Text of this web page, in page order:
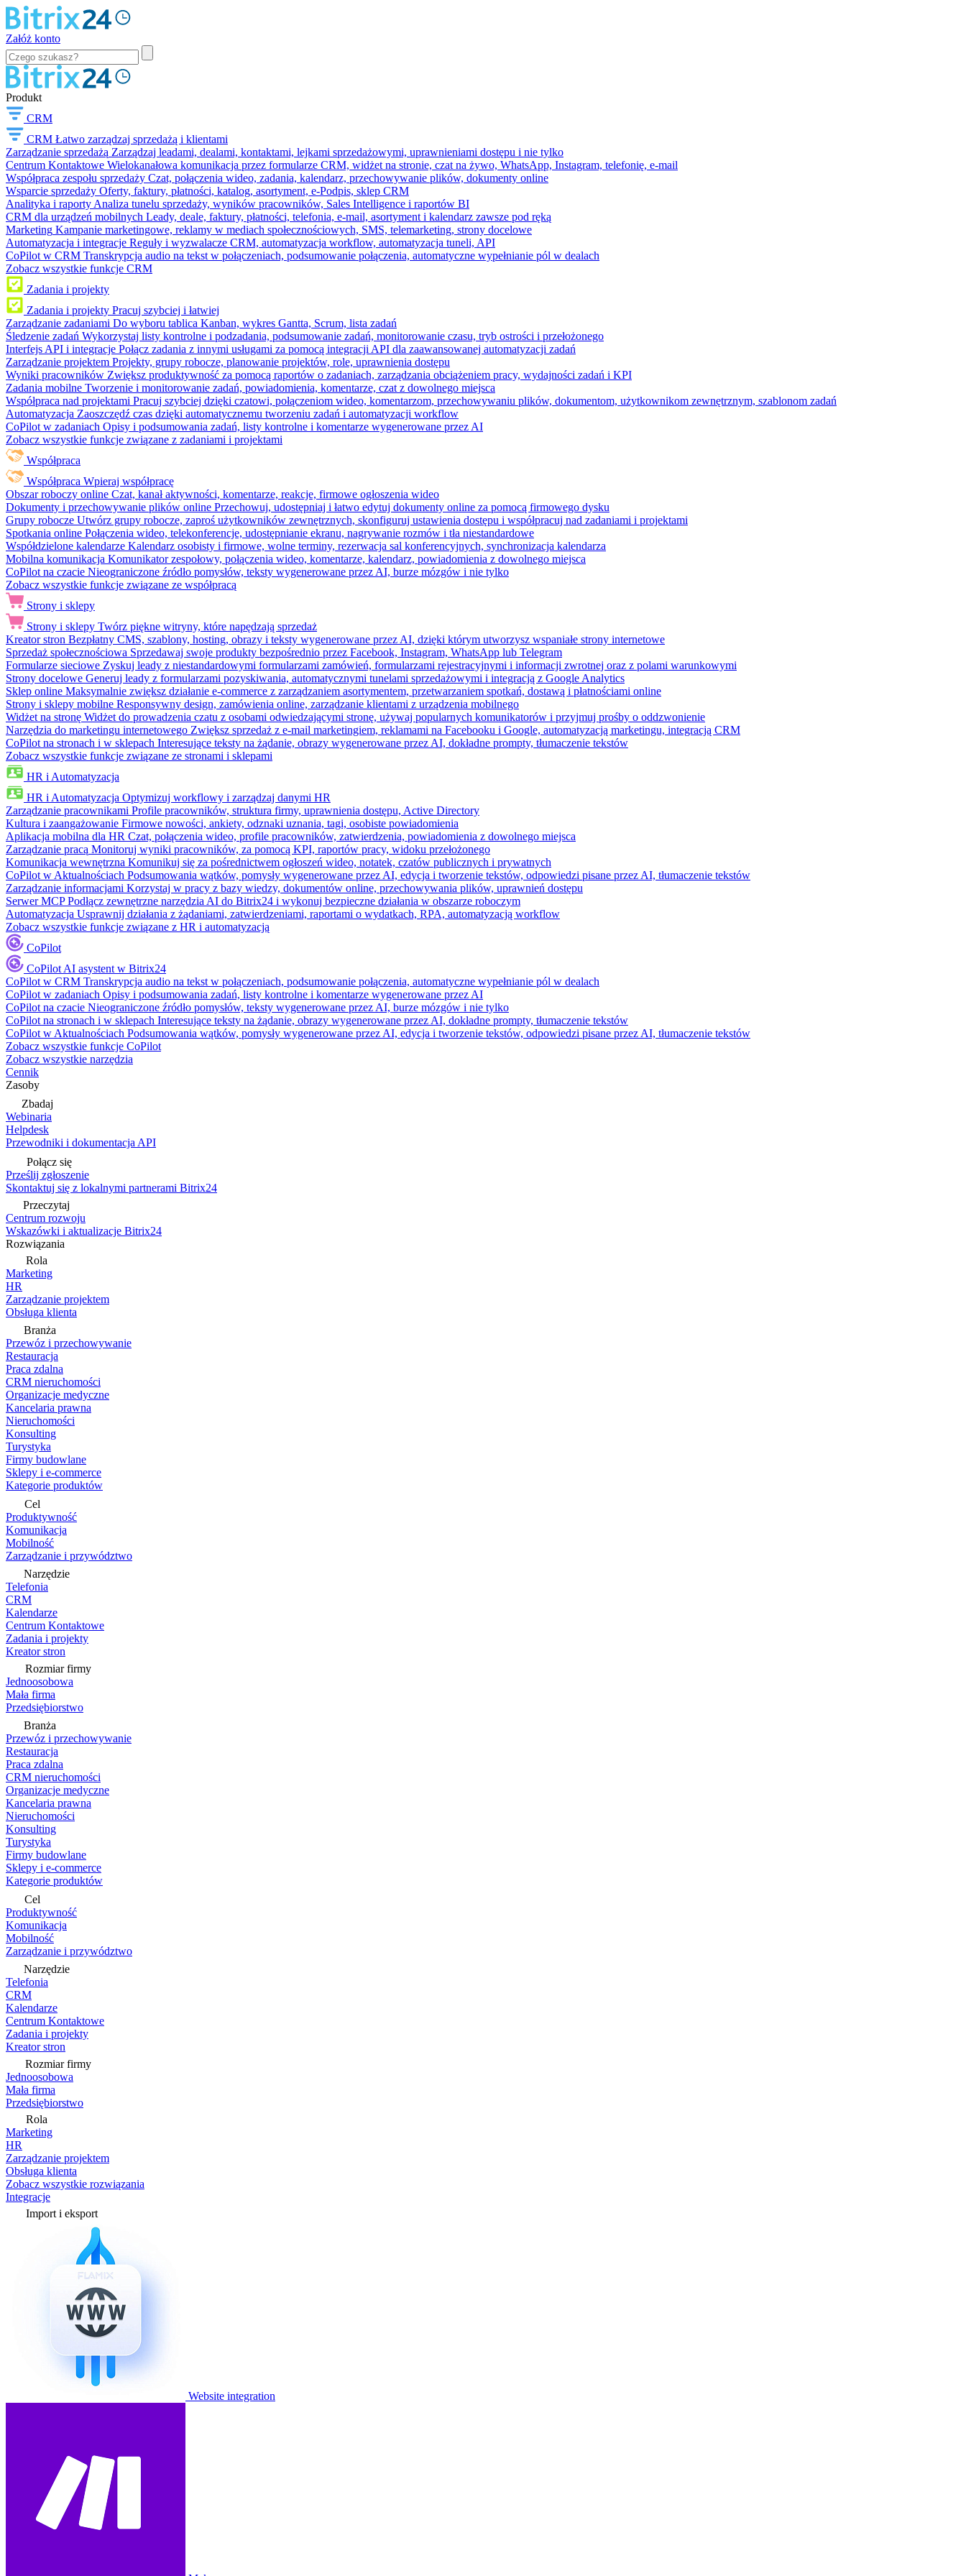
Załóż konto
Produkt
CRM
CRM Łatwo zarządzaj sprzedażą i klientami
Zarządzanie sprzedażą Zarządzaj leadami, dealami, kontaktami, lejkami sprzedażowymi, uprawnieniami dostępu i nie tylko
Centrum Kontaktowe Wielokanałowa komunikacja przez formularze CRM, widżet na stronie, czat na żywo, WhatsApp, Instagram, telefonię, e-mail
Współpraca zespołu sprzedaży Czat, połączenia wideo, zadania, kalendarz, przechowywanie plików, dokumenty online
Wsparcie sprzedaży Oferty, faktury, płatności, katalog, asortyment, e-Podpis, sklep CRM
Analityka i raporty Analiza tunelu sprzedaży, wyników pracowników, Sales Intelligence i raportów BI
CRM dla urządzeń mobilnych Leady, deale, faktury, płatności, telefonia, e-mail, asortyment i kalendarz zawsze pod ręką
Marketing Kampanie marketingowe, reklamy w mediach społecznościowych, SMS, telemarketing, strony docelowe
Automatyzacja i integracje Reguły i wyzwalacze CRM, automatyzacja workflow, automatyzacja tuneli, API
CoPilot w CRM Transkrypcja audio na tekst w połączeniach, podsumowanie połączenia, automatyczne wypełnianie pól w dealach
Zobacz wszystkie funkcje CRM
Zadania i projekty
Zadania i projekty Pracuj szybciej i łatwiej
Zarządzanie zadaniami Do wyboru tablica Kanban, wykres Gantta, Scrum, lista zadań
Śledzenie zadań Wykorzystaj listy kontrolne i podzadania, podsumowanie zadań, monitorowanie czasu, tryb ostrości i przełożonego
Interfejs API i integracje Połącz zadania z innymi usługami za pomocą integracji API dla zaawansowanej automatyzacji zadań
Zarządzanie projektem Projekty, grupy robocze, planowanie projektów, role, uprawnienia dostępu
Wyniki pracowników Zwiększ produktywność za pomocą raportów o zadaniach, zarządzania obciążeniem pracy, wydajności zadań i KPI
Zadania mobilne Tworzenie i monitorowanie zadań, powiadomienia, komentarze, czat z dowolnego miejsca
Współpraca nad projektami Pracuj szybciej dzięki czatowi, połączeniom wideo, komentarzom, przechowywaniu plików, dokumentom, użytkownikom zewnętrznym, szablonom zadań
Automatyzacja Zaoszczędź czas dzięki automatycznemu tworzeniu zadań i automatyzacji workflow
CoPilot w zadaniach Opisy i podsumowania zadań, listy kontrolne i komentarze wygenerowane przez AI
Zobacz wszystkie funkcje związane z zadaniami i projektami
Współpraca
Współpraca Wpieraj współpracę
Obszar roboczy online Czat, kanał aktywności, komentarze, reakcje, firmowe ogłoszenia wideo
Dokumenty i przechowywanie plików online Przechowuj, udostępniaj i łatwo edytuj dokumenty online za pomocą firmowego dysku
Grupy robocze Utwórz grupy robocze, zaproś użytkowników zewnętrznych, skonfiguruj ustawienia dostępu i współpracuj nad zadaniami i projektami
Spotkania online Połączenia wideo, telekonferencje, udostępnianie ekranu, nagrywanie rozmów i tła niestandardowe
Współdzielone kalendarze Kalendarz osobisty i firmowe, wolne terminy, rezerwacja sal konferencyjnych, synchronizacja kalendarza
Mobilna komunikacja Komunikator zespołowy, połączenia wideo, komentarze, kalendarz, powiadomienia z dowolnego miejsca
CoPilot na czacie Nieograniczone źródło pomysłów, teksty wygenerowane przez AI, burze mózgów i nie tylko
Zobacz wszystkie funkcje związane ze współpracą
Strony i sklepy
Strony i sklepy Twórz piękne witryny, które napędzają sprzedaż
Kreator stron Bezpłatny CMS, szablony, hosting, obrazy i teksty wygenerowane przez AI, dzięki którym utworzysz wspaniałe strony internetowe
Sprzedaż społecznościowa Sprzedawaj swoje produkty bezpośrednio przez Facebook, Instagram, WhatsApp lub Telegram
Formularze sieciowe Zyskuj leady z niestandardowymi formularzami zamówień, formularzami rejestracyjnymi i informacji zwrotnej oraz z polami warunkowymi
Strony docelowe Generuj leady z formularzami pozyskiwania, automatycznymi tunelami sprzedażowymi i integracją z Google Analytics
Sklep online Maksymalnie zwiększ działanie e-commerce z zarządzaniem asortymentem, przetwarzaniem spotkań, dostawą i płatnościami online
Strony i sklepy mobilne Responsywny design, zamówienia online, zarządzanie klientami z urządzenia mobilnego
Widżet na stronę Widżet do prowadzenia czatu z osobami odwiedzającymi stronę, używaj popularnych komunikatorów i przyjmuj prośby o oddzwonienie
Narzędzia do marketingu internetowego Zwiększ sprzedaż z e-mail marketingiem, reklamami na Facebooku i Google, automatyzacją marketingu, integracją CRM
CoPilot na stronach i w sklepach Interesujące teksty na żądanie, obrazy wygenerowane przez AI, dokładne prompty, tłumaczenie tekstów
Zobacz wszystkie funkcje związane ze stronami i sklepami
HR i Automatyzacja
HR i Automatyzacja Optymizuj workflowy i zarządzaj danymi HR
Zarządzanie pracownikami Profile pracowników, struktura firmy, uprawnienia dostępu, Active Directory
Kultura i zaangażowanie Firmowe nowości, ankiety, odznaki uznania, tagi, osobiste powiadomienia
Aplikacja mobilna dla HR Czat, połączenia wideo, profile pracowników, zatwierdzenia, powiadomienia z dowolnego miejsca
Zarządzanie pracą Monitoruj wyniki pracowników, za pomocą KPI, raportów pracy, widoku przełożonego
Komunikacja wewnętrzna Komunikuj się za pośrednictwem ogłoszeń wideo, notatek, czatów publicznych i prywatnych
CoPilot w Aktualnościach Podsumowania wątków, pomysły wygenerowane przez AI, edycja i tworzenie tekstów, odpowiedzi pisane przez AI, tłumaczenie tekstów
Zarządzanie informacjami Korzystaj w pracy z bazy wiedzy, dokumentów online, przechowywania plików, uprawnień dostępu
Serwer MCP Podłącz zewnętrzne narzędzia AI do Bitrix24 i wykonuj bezpieczne działania w obszarze roboczym
Automatyzacja Usprawnij działania z żądaniami, zatwierdzeniami, raportami o wydatkach, RPA, automatyzacją workflow
Zobacz wszystkie funkcje związane z HR i automatyzacją
CoPilot
CoPilot AI asystent w Bitrix24
CoPilot w CRM Transkrypcja audio na tekst w połączeniach, podsumowanie połączenia, automatyczne wypełnianie pól w dealach
CoPilot w zadaniach Opisy i podsumowania zadań, listy kontrolne i komentarze wygenerowane przez AI
CoPilot na czacie Nieograniczone źródło pomysłów, teksty wygenerowane przez AI, burze mózgów i nie tylko
CoPilot na stronach i w sklepach Interesujące teksty na żądanie, obrazy wygenerowane przez AI, dokładne prompty, tłumaczenie tekstów
CoPilot w Aktualnościach Podsumowania wątków, pomysły wygenerowane przez AI, edycja i tworzenie tekstów, odpowiedzi pisane przez AI, tłumaczenie tekstów
Zobacz wszystkie funkcje CoPilot
Zobacz wszystkie narzędzia
Cennik
Zasoby
Zbadaj
Webinaria
Helpdesk
Przewodniki i dokumentacja API
Połącz się
Prześlij zgłoszenie
Skontaktuj się z lokalnymi partnerami Bitrix24
Przeczytaj
Centrum rozwoju
Wskazówki i aktualizacje Bitrix24
Rozwiązania
Rola
Marketing
HR
Zarządzanie projektem
Obsługa klienta
Branża
Przewóz i przechowywanie
Restauracja
Praca zdalna
CRM nieruchomości
Organizacje medyczne
Kancelaria prawna
Nieruchomości
Konsulting
Turystyka
Firmy budowlane
Sklepy i e-commerce
Kategorie produktów
Cel
Produktywność
Komunikacja
Mobilność
Zarządzanie i przywództwo
Narzędzie
Telefonia
CRM
Kalendarze
Centrum Kontaktowe
Zadania i projekty
Kreator stron
Rozmiar firmy
Jednoosobowa
Mała firma
Przedsiębiorstwo
Branża
Przewóz i przechowywanie
Restauracja
Praca zdalna
CRM nieruchomości
Organizacje medyczne
Kancelaria prawna
Nieruchomości
Konsulting
Turystyka
Firmy budowlane
Sklepy i e-commerce
Kategorie produktów
Cel
Produktywność
Komunikacja
Mobilność
Zarządzanie i przywództwo
Narzędzie
Telefonia
CRM
Kalendarze
Centrum Kontaktowe
Zadania i projekty
Kreator stron
Rozmiar firmy
Jednoosobowa
Mała firma
Przedsiębiorstwo
Rola
Marketing
HR
Zarządzanie projektem
Obsługa klienta
Zobacz wszystkie rozwiązania
Integracje
Import i eksport
Website integration